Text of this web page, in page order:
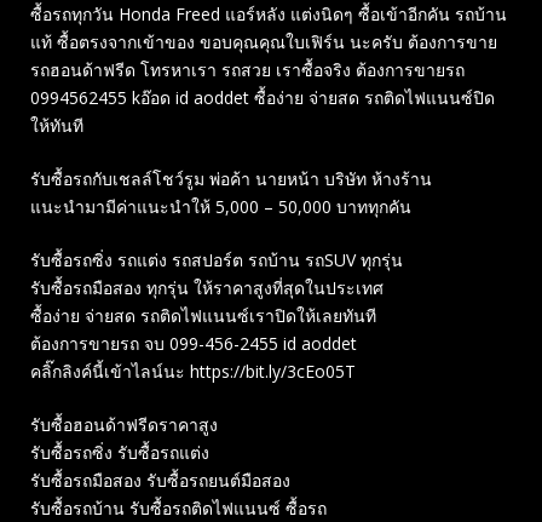
ซื้อรถทุกวัน Honda Freed แอร์หลัง แต่งนิดๆ ซื้อเข้าอีกคัน รถบ้าน
แท้ ซื้อตรงจากเข้าของ ขอบคุณคุณใบเฟิร์น นะครับ ต้องการขาย
รถฮอนด้าฟรีด โทรหาเรา รถสวย เราซื้อจริง ต้องการขายรถ
0994562455 kอ๊อด id aoddet ซื้อง่าย จ่ายสด รถติดไฟแนนซ์ปิด
ให้ทันที
รับซื้อรถกับเชลล์โชว์รูม พ่อค้า นายหน้า บริษัท ห้างร้าน
แนะนำมามีค่าแนะนำให้ 5,000 – 50,000 บาททุกคัน
รับซื้อรถซิ่ง รถแต่ง รถสปอร์ต รถบ้าน รถSUV ทุกรุ่น
รับซื้อรถมือสอง ทุกรุ่น ให้ราคาสูงที่สุดในประเทศ
ซื้อง่าย จ่ายสด รถติดไฟแนนซ์เราปิดให้เลยทันที
ต้องการขายรถ จบ 099-456-2455 id aoddet
คลิ๊กลิงค์นี้เข้าไลน์นะ https://bit.ly/3cEo05T
รับซื้อฮอนด้าฟรีดราคาสูง
รับซื้อรถซิ่ง รับซื้อรถแต่ง
รับซื้อรถมือสอง รับซื้อรถยนต์มือสอง
รับซื้อรถบ้าน รับซื้อรถติดไฟแนนซ์ ซื้อรถ